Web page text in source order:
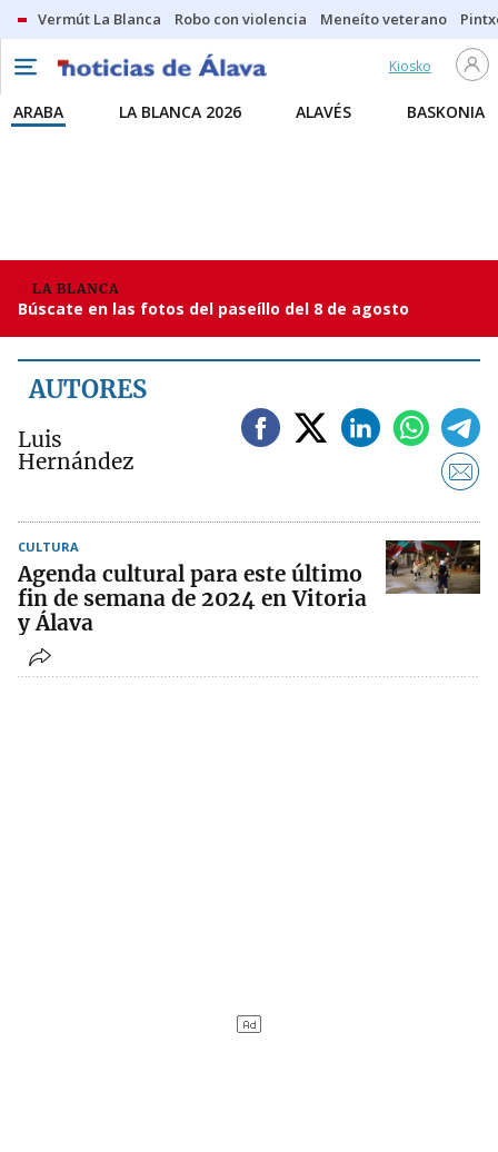
Vermút La Blanca Robo con violencia Meneíto veterano
Kiosko
ARABA LA BLANCA 2026 ALAVÉS BASKONIA
LA BLANCA
Búscate en las fotos del paseíllo del 8 de agosto
AUTORES
Luis
Hernández
CULTURA
Agenda cultural para este último
fin de semana de 2024 en Vitoria
y Álava